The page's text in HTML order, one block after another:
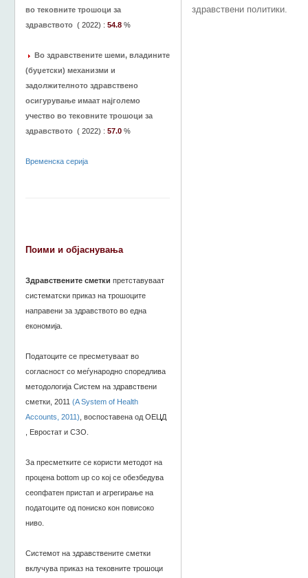
здравствени политики.
во тековните трошоци за
здравството ( 2022) : 54.8 %
Во здравствените шеми, владините
(буџетски) механизми и
задолжителното здравствено
осигурување имаат најголемо
учество во тековните трошоци за
здравството ( 2022) : 57.0 %
Временска серија
Поими и објаснувања
Здравствените сметки претставуваат
систематски приказ на трошоците
направени за здравството во една
економија.
Податоците се пресметуваат во
согласност со меѓународно споредлива
методологија Систем на здравствени
сметки, 2011 (A System of Health
Accounts, 2011) , воспоставена од ОЕЦД
, Евростат и СЗО.
За пресметките се користи методот на
процена bottom up со кој се обезбедува
сеопфатен пристап и агрегирање на
податоците од пониско кон повисоко
ниво.
Системот на здравствените сметки
вклучува приказ на тековните трошоци